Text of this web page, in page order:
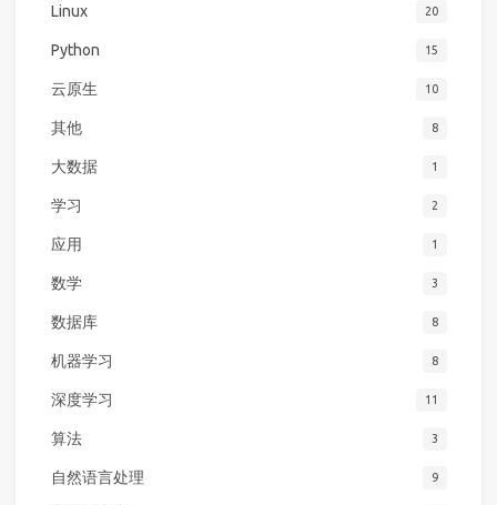
Linux 20
Python 15
云原生 10
其他 8
大数据 1
学习 2
应用 1
数学 3
数据库 8
机器学习 8
深度学习 11
算法 3
自然语言处理 9